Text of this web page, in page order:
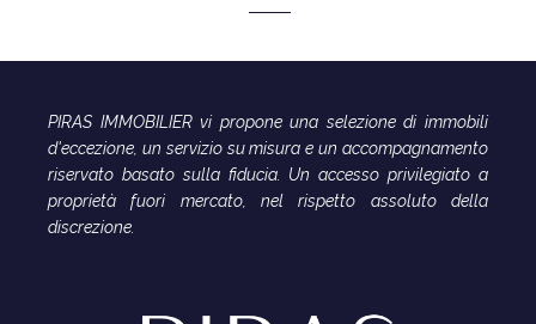
PIRAS IMMOBILIER vi propone una selezione di immobili
d'eccezione, un servizio su misura e un accompagnamento
riservato basato sulla fiducia. Un accesso privilegiato a
proprietà fuori mercato, nel rispetto assoluto della
discrezione.